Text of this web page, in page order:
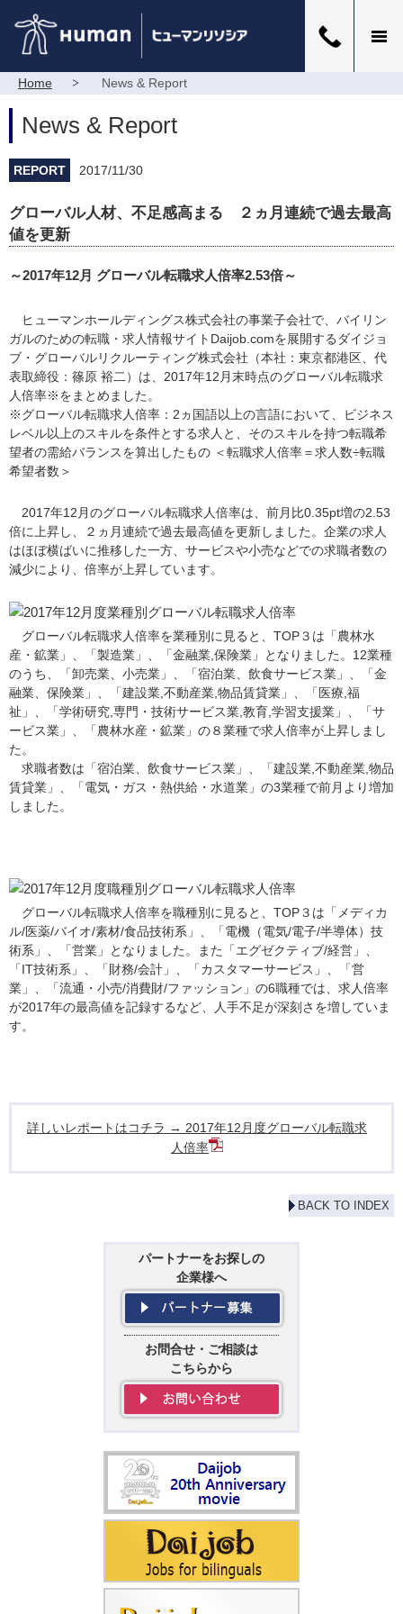
Home News & Report
News & Report
REPORT 2017/11/30
グローバル人材、不足感高まる ２ヵ月連続で過去最高
値を更新
～2017年12月 グローバル転職求人倍率2.53倍～
ヒューマンホールディングス株式会社の事業子会社で、バイリン
ガルのための転職・求人情報サイトDaijob.comを展開するダイジョ
ブ・グローバルリクルーティング株式会社（本社：東京都港区、代
表取締役：篠原 裕二）は、2017年12月末時点のグローバル転職求
人倍率※をまとめました。
※グローバル転職求人倍率：2ヵ国語以上の言語において、ビジネス
レベル以上のスキルを条件とする求人と、そのスキルを持つ転職希
望者の需給バランスを算出したもの ＜転職求人倍率＝求人数÷転職
希望者数＞
2017年12月のグローバル転職求人倍率は、前月比0.35pt増の2.53
倍に上昇し、２ヵ月連続で過去最高値を更新しました。企業の求人
はほぼ横ばいに推移した一方、サービスや小売などでの求職者数の
減少により、倍率が上昇しています。
グローバル転職求人倍率を業種別に見ると、TOP３は「農林水
産・鉱業」、「製造業」、「金融業,保険業」となりました。12業種
のうち、「卸売業、小売業」、「宿泊業、飲食サービス業」、「金
融業、保険業」、「建設業,不動産業,物品賃貸業」、「医療,福
祉」、「学術研究,専門・技術サービス業,教育,学習支援業」、「サ
ービス業」、「農林水産・鉱業」の８業種で求人倍率が上昇しまし
た。
求職者数は「宿泊業、飲食サービス業」、「建設業,不動産業,物品
賃貸業」、「電気・ガス・熱供給・水道業」の3業種で前月より増加
しました。
グローバル転職求人倍率を職種別に見ると、TOP３は「メディカ
ル/医薬/バイオ/素材/食品技術系」、「電機（電気/電子/半導体）技
術系」、「営業」となりました。また「エグゼクティブ/経営」、
「IT技術系」、「財務/会計」、「カスタマーサービス」、「営
業」、「流通・小売/消費財/ファッション」の6職種では、求人倍率
が2017年の最高値を記録するなど、人手不足が深刻さを増していま
す。
詳しいレポートはコチラ → 2017年12月度グローバル転職求
人倍率
BACK TO INDEX
パートナーをお探しの
企業様へ
お問合せ・ご相談は
こちらから